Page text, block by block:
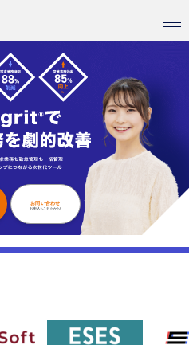
お問い合わせ
お申込もこちらから!